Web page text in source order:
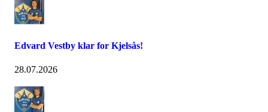
Edvard Vestby klar for Kjelsås!
28.07.2026